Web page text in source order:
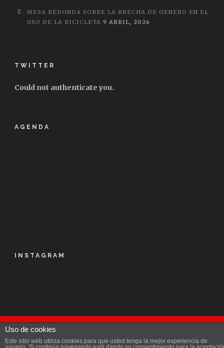
MESA REDONDA SOBRE LA BRECHA DE GENERO EN EL
USO DE LA BICICLETA 9 ABRIL, 2026
TWITTER
Could not authenticate you.
AGENDA
INSTAGRAM
© Kalapie 2016
Aviso Legal|Política de privacidad|Licencia|
Uso de cookies
Este sitio web utiliza cookies para que usted tenga la mejor experiencia de